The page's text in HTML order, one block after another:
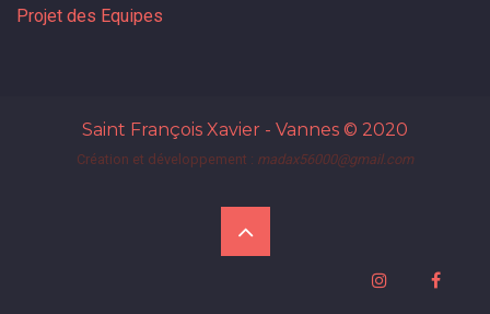
Projet des Equipes
Saint François Xavier - Vannes © 2020
Création et développement : madax56000@gmail.com